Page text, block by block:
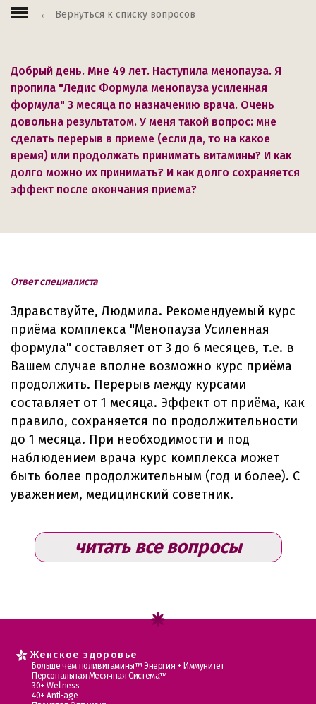
Вернуться к списку вопросов
Добрый день. Мне 49 лет. Наступила менопауза. Я
пропила "Ледис Формула менопауза усиленная
формула" 3 месяца по назначению врача. Очень
довольна результатом. У меня такой вопрос: мне
сделать перерыв в приеме (если да, то на какое
время) или продолжать принимать витамины? И как
долго можно их принимать? И как долго сохраняется
эффект после окончания приема?
Ответ специалиста
Здравствуйте, Людмила. Рекомендуемый курс
приёма комплекса "Менопауза Усиленная
формула" составляет от 3 до 6 месяцев, т.е. в
Вашем случае вполне возможно курс приёма
продолжить. Перерыв между курсами
составляет от 1 месяца. Эффект от приёма, как
правило, сохраняется по продолжительности
до 1 месяца. При необходимости и под
наблюдением врача курс комплекса может
быть более продолжительным (год и более). С
уважением, медицинский советник.
читать все вопросы
Женское здоровье
Больше чем поливитамины™ Энергия + Иммунитет
Персональная Месячная Система™
30+ Wellness
40+ Anti-age